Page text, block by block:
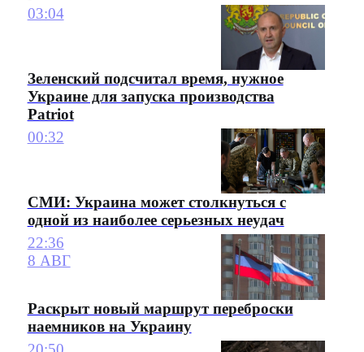
03:04
Зеленский подсчитал время, нужное
Украине для запуска производства
Patriot
00:32
СМИ: Украина может столкнуться с
одной из наиболее серьезных неудач
22:36
8 АВГ
Раскрыт новый маршрут переброски
наемников на Украину